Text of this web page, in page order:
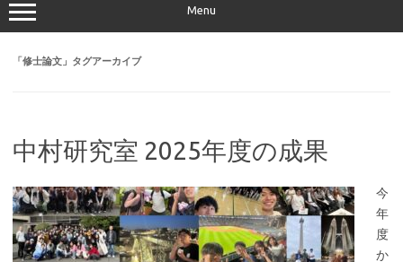
Menu
「修士論文 」タグアーカイブ
中村研究室 2025年度の成果
今
年
度
か